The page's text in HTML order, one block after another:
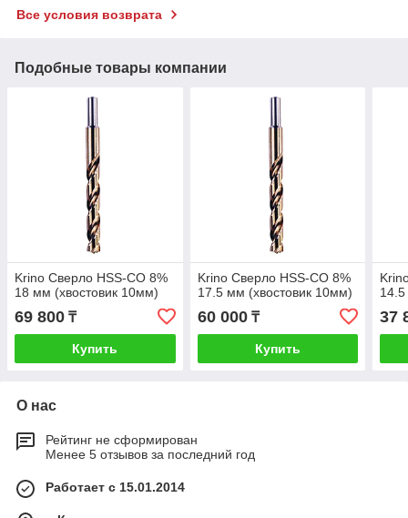
Все условия возврата
Подобные товары компании
Krino Сверло HSS-CO 8%
18 мм (хвостовик 10мм)
69 800 ₸
Купить
Krino Сверло HSS-CO 8%
17.5 мм (хвостовик 10мм)
60 000₸
Купить
37
О нас
Рейтинг не сформирован
Менее 5 отзывов за последний год
Работает с 15.01.2014